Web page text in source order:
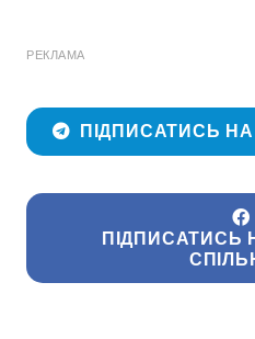
РЕКЛАМА
ПІДПИСАТИСЬ НА
ПІДПИСАТИСЬ